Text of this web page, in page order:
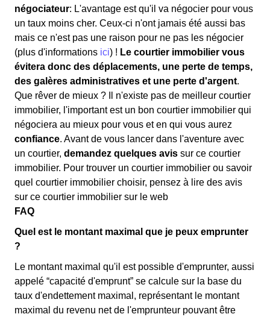
négociateur: L'avantage est qu'il va négocier pour vous
un taux moins cher. Ceux-ci n'ont jamais été aussi bas
mais ce n'est pas une raison pour ne pas les négocier
(plus d'informations ici) ! Le courtier immobilier vous
évitera donc des déplacements, une perte de temps,
des galères administratives et une perte d'argent.
Que rêver de mieux ? Il n'existe pas de meilleur courtier
immobilier, l'important est un bon courtier immobilier qui
négociera au mieux pour vous et en qui vous aurez
confiance. Avant de vous lancer dans l'aventure avec
un courtier, demandez quelques avis sur ce courtier
immobilier. Pour trouver un courtier immobilier ou savoir
quel courtier immobilier choisir, pensez à lire des avis
sur ce courtier immobilier sur le web
FAQ
Quel est le montant maximal que je peux emprunter
?
Le montant maximal qu'il est possible d'emprunter, aussi
appelé “capacité d'emprunt” se calcule sur la base du
taux d'endettement maximal, représentant le montant
maximal du revenu net de l'emprunteur pouvant être